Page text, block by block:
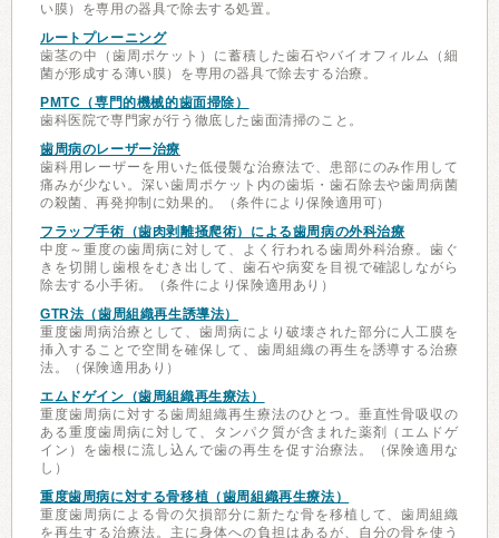
い膜）を専用の器具で除去する処置。
ルートプレーニング
歯茎の中（歯周ポケット）に蓄積した歯石やバイオフィルム（細
菌が形成する薄い膜）を専用の器具で除去する治療。
PMTC（専門的機械的歯面掃除）
歯科医院で専門家が行う徹底した歯面清掃のこと。
歯周病のレーザー治療
歯科用レーザーを用いた低侵襲な治療法で、患部にのみ作用して
痛みが少ない。深い歯周ポケット内の歯垢・歯石除去や歯周病菌
の殺菌、再発抑制に効果的。（条件により保険適用可）
フラップ手術（歯肉剥離掻爬術）による歯周病の外科治療
中度～重度の歯周病に対して、よく行われる歯周外科治療。歯ぐ
きを切開し歯根をむき出して、歯石や病変を目視で確認しながら
除去する小手術。（条件により保険適用あり）
GTR法（歯周組織再生誘導法）
重度歯周病治療として、歯周病により破壊された部分に人工膜を
挿入することで空間を確保して、歯周組織の再生を誘導する治療
法。（保険適用あり）
エムドゲイン（歯周組織再生療法）
重度歯周病に対する歯周組織再生療法のひとつ。垂直性骨吸収の
ある重度歯周病に対して、タンパク質が含まれた薬剤（エムドゲ
イン）を歯根に流し込んで歯の再生を促す治療法。（保険適用な
し）
重度歯周病に対する骨移植（歯周組織再生療法）
重度歯周病による骨の欠損部分に新たな骨を移植して、歯周組織
を再生する治療法。主に身体への負担はあるが、自分の骨を使う